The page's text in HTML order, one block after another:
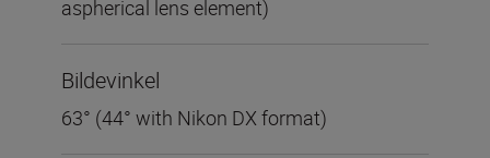
aspherical lens element)
Bildevinkel
63° (44° with Nikon DX format)